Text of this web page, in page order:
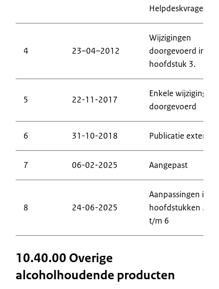
Helpdeskvragen
4 23–04–2012
Wijzigingen
doorgevoerd in
hoofdstuk 3.
5 22-11-2017
Enkele wijzigingen
doorgevoerd
6 31-10-2018 Publicatie extern
7 06-02-2025 Aangepast
8 24-06-2025
Aanpassingen in
hoofdstukken 2
t/m 6
10.40.00 Overige
alcoholhoudende producten